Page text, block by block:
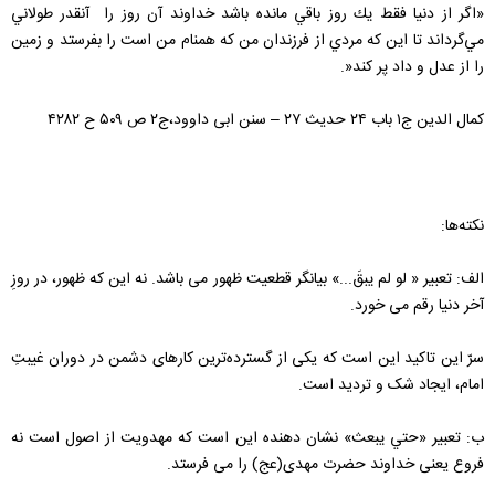
«اگر از دنيا فقط‌ يك‌ روز باقي‌ مانده‌ باشد خداوند آن‌ روز را آنقدر طولاني
مي‌گرداند تا اين كه‌ مردي‌ از فرزندان‌ من‌ كه‌ همنام‌ من‌ است‌ را بفرستد و زمين‌
را از عدل‌ و داد پر كند«.
کمال الدین ج۱ باب ۲۴ حدیث ۲۷ – سنن ابی داوود،ج۲ ص ۵۰۹ ح ۴۲۸۲
نکته‌ها:
الف: تعبیر « لو لم‌ يبقَ...» بیانگر قطعیت ظهور می باشد. نه این که ظهور، در روزِ
آخر دنیا رقم می خورد.
سرّ این تاکید این است که یکی از گسترده‌ترین کارهای دشمن در دوران غیبتِ
امام، ایجاد شک و تردید است.
ب: تعبیر «حتي‌ يبعث» نشان دهنده این است که مهدویت از اصول است نه
فروع یعنی خداوند حضرت مهدی(عج) را می فرستد.